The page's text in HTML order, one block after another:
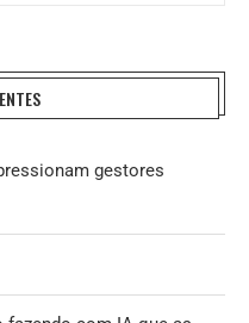
gestores